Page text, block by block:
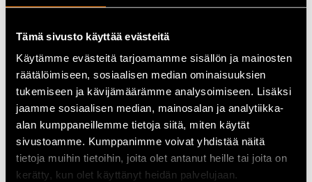
Tämä sivusto käyttää evästeitä
Käytämme evästeitä tarjoamamme sisällön ja mainosten
räätälöimiseen, sosiaalisen median ominaisuuksien
tukemiseen ja kävijämäärämme analysoimiseen. Lisäksi
jaamme sosiaalisen median, mainosalan ja analytiikka-
alan kumppaneillemme tietoja siitä, miten käytät
sivustoamme. Kumppanimme voivat yhdistää näitä
tietoja muihin tietoihin, joita olet antanut heille tai joita on
kerätty, kun olet käyttänyt heidän palvelujaan.
Spänning:12 V
Kapacitet (10 h):10,5 Ah
5
Mått (L x B x H):150 mm x 87 mm x 130 mm
Vikt:4,2 kg
Användningsområden